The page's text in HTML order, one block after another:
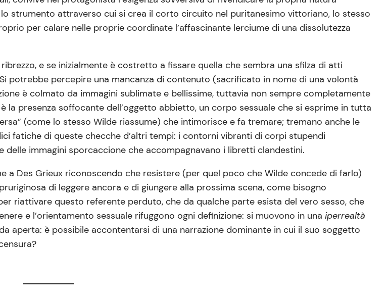
strumento attraverso cui si crea il corto circuito nel puritanesimo vittoriano, lo stesso
per calare nelle proprie coordinate l’affascinante lerciume di una dissolutezza
e se inizialmente è costretto a fissare quella che sembra una sfilza di atti
potrebbe percepire una mancanza di contenuto (sacrificato in nome di una volontà
è colmato da immagini sublimate e bellissime, tuttavia non sempre completamente
presenza soffocante dell’oggetto abbietto, un corpo sessuale che si esprime in tutta
(come lo stesso Wilde riassume) che intimorisce e fa tremare; tremano anche le
fatiche di queste checche d’altri tempi: i contorni vibranti di corpi stupendi
immagini sporcaccione che accompagnavano i libretti clandestini.
a Des Grieux riconoscendo che resistere (per quel poco che Wilde concede di farlo)
di leggere ancora e di giungere alla prossima scena, come bisogno
riattivare questo referente perduto, che da qualche parte esista del vero sesso, che
e l’orientamento sessuale rifuggono ogni definizione: si muovono in una iperrealtà
aperta: è possibile accontentarsi di una narrazione dominante in cui il suo soggetto